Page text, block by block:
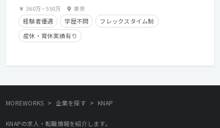
360万~550万 東京
経験者優遇 学歴不問
フレックスタイム制
産休・育休実績有り
MOREWORKS > 企業を探す > KNAP
KNAPの求人・転職情報を紹介します。